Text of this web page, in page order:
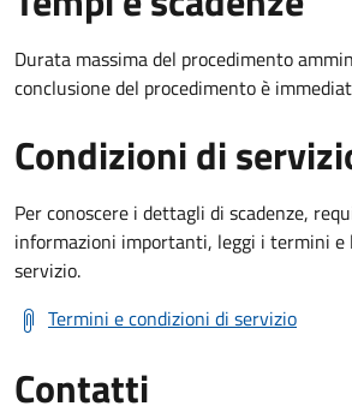
Durata massima del procedimento
conclusione del procedimento è
Condizioni di
Per conoscere i dettagli di scadenze,
informazioni importanti, leggi i termini e
servizio.
Termini e condizioni di servizio
Contatti